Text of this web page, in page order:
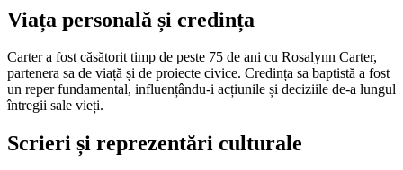
Viața personală și credința
Carter a fost căsătorit timp de peste 75 de ani cu Rosalynn Carter,
partenera sa de viață și de proiecte civice. Credința sa baptistă a fost
un reper fundamental, influențându-i acțiunile și deciziile de-a lungul
întregii sale vieți.
Scrieri și reprezentări culturale